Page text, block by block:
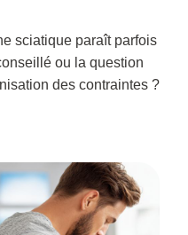
sciatique paraît parfois
ou la question
des contraintes ?